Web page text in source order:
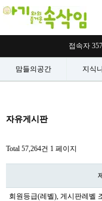
접속자 357
맘들의공간 지식
자유게시판
Total 57,264건 1 페이지
회원등급(레벨), 게시판레벨